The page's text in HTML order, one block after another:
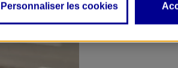
Personnaliser les cookies